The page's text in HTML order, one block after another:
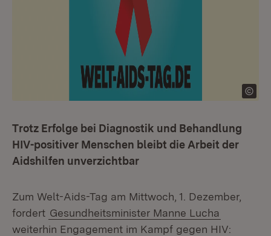
Trotz Erfolge bei Diagnostik und Behandlung
HIV-positiver Menschen bleibt die Arbeit der
Aidshilfen unverzichtbar
Zum Welt-Aids-Tag am Mittwoch, 1. Dezember,
fordert Gesundheitsminister Manne Lucha
weiterhin Engagement im Kampf gegen HIV: